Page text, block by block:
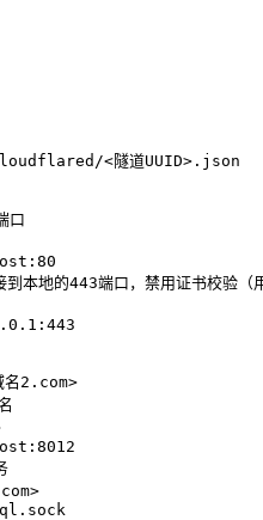
<隧道UUID>.json
口
地的443端口，禁用证书校验（用
名2.com>